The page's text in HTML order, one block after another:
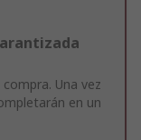
Una vez
en un